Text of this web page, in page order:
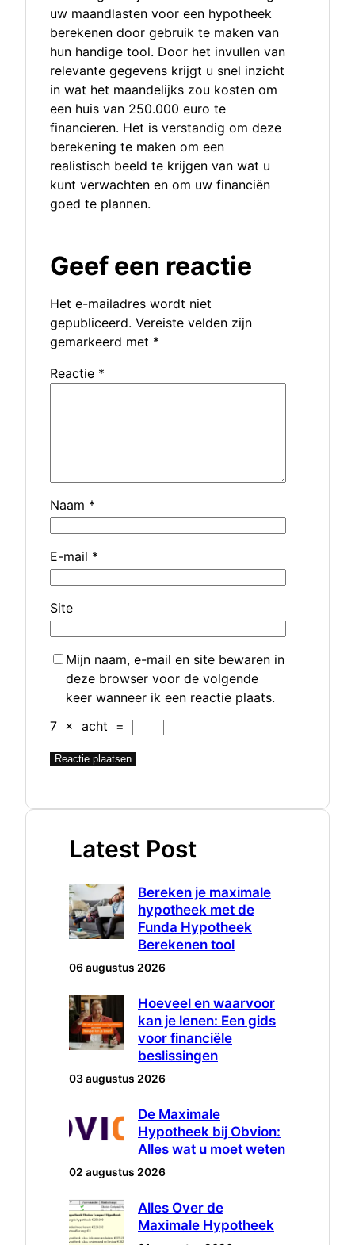
uw maandlasten voor een hypotheek
berekenen door gebruik te maken van
hun handige tool. Door het invullen van
relevante gegevens krijgt u snel inzicht
in wat het maandelijks zou kosten om
een huis van 250.000 euro te
financieren. Het is verstandig om deze
berekening te maken om een
realistisch beeld te krijgen van wat u
kunt verwachten en om uw financiën
goed te plannen.
Geef een reactie
Het e-mailadres wordt niet
gepubliceerd. Vereiste velden zijn
gemarkeerd met *
Reactie *
Naam *
E-mail *
Site
Mijn naam, e-mail en site bewaren in
deze browser voor de volgende
keer wanneer ik een reactie plaats.
7 × acht =
Latest Post
Bereken je maximale
hypotheek met de
Funda Hypotheek
Berekenen tool
06 augustus 2026
Hoeveel en waarvoor
kan je lenen: Een gids
voor financiële
beslissingen
03 augustus 2026
De Maximale
Hypotheek bij Obvion:
Alles wat u moet weten
02 augustus 2026
Alles Over de
Maximale Hypotheek